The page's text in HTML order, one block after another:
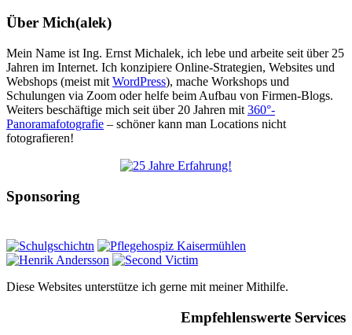
Über Mich(alek)
Mein Name ist Ing. Ernst Michalek, ich lebe und arbeite seit über 25
Jahren im Internet. Ich konzipiere Online-Strategien, Websites und
Webshops (meist mit WordPress), mache Workshops und
Schulungen via Zoom oder helfe beim Aufbau von Firmen-Blogs.
Weiters beschäftige mich seit über 20 Jahren mit 360°-
Panoramafotografie – schöner kann man Locations nicht
fotografieren!
Sponsoring
Diese Websites unterstütze ich gerne mit meiner Mithilfe.
Empfehlenswerte Services